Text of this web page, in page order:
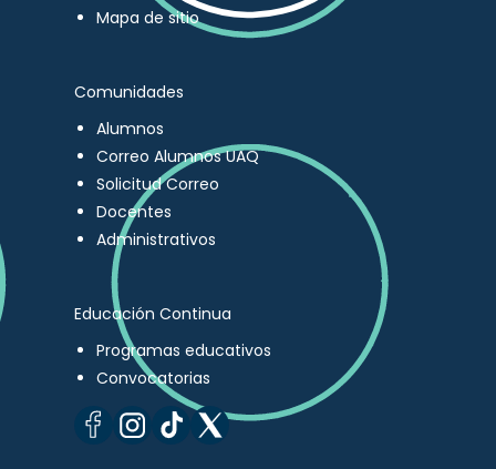
Mapa de sitio
Comunidades
Alumnos
Correo Alumnos UAQ
Solicitud Correo
Docentes
Administrativos
Educación Continua
Programas educativos
Convocatorias